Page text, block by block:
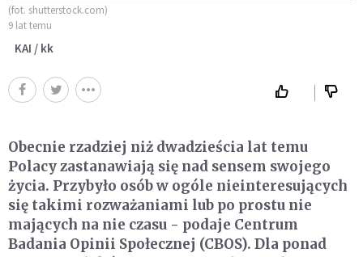
(fot. shutterstock.com)
9 lat temu
KAI / kk
Obecnie rzadziej niż dwadzieścia lat temu
Polacy zastanawiają się nad sensem swojego
życia. Przybyło osób w ogóle nieinteresujących
się takimi rozważaniami lub po prostu nie
mających na nie czasu - podaje Centrum
Badania Opinii Społecznej (CBOS). Dla ponad